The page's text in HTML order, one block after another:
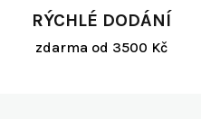
RÝCHLÉ DODÁNÍ
zdarma od 3500 Kč